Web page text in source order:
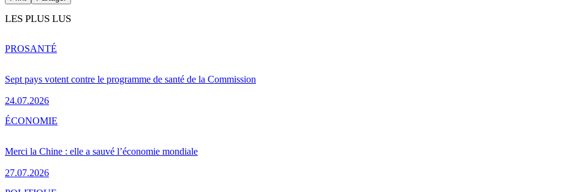
LES PLUS LUS
Sept pays votent contre le programme de santé de la Commission
24.07.2026
PROSANTÉ
Merci la Chine : elle a sauvé l’économie mondiale
27.07.2026
ÉCONOMIE